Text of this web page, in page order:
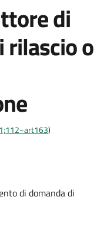
di
o
)
di domanda di